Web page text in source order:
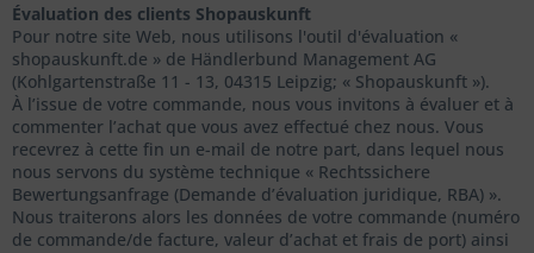
Évaluation des clients Shopauskunft
Pour notre site Web, nous utilisons l'outil d'évaluation «
shopauskunft.de » de Händlerbund Management AG
(Kohlgartenstraße 11 - 13, 04315 Leipzig; « Shopauskunft »).
À l’issue de votre commande, nous vous invitons à évaluer et à
commenter l’achat que vous avez effectué chez nous. Vous
recevrez à cette fin un e-mail de notre part, dans lequel nous
nous servons du système technique « Rechtssichere
Bewertungsanfrage (Demande d’évaluation juridique, RBA) ».
Nous traiterons alors les données de votre commande (numéro
de commande/de facture, valeur d’achat et frais de port) ainsi